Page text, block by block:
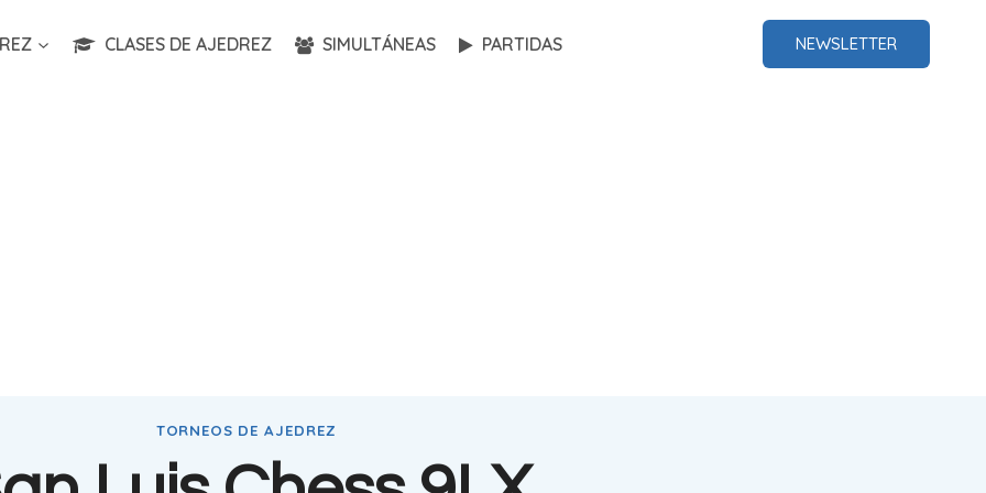
CLASES DE AJEDREZ SIMULTÁNEAS PARTIDAS NEWSLETTER
TORNEOS DE AJEDREZ